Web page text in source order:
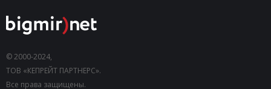
© 2000-2024,
ТОВ «КЕПРЕЙТ ПАРТНЕРС».
Все права защищены.